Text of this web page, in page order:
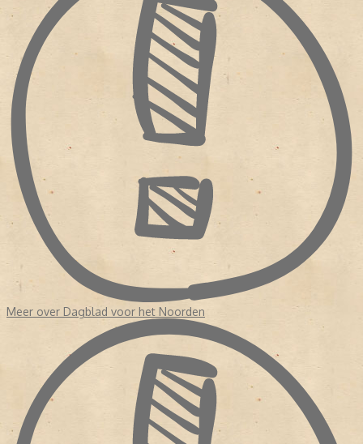
Meer over Dagblad voor het Noorden